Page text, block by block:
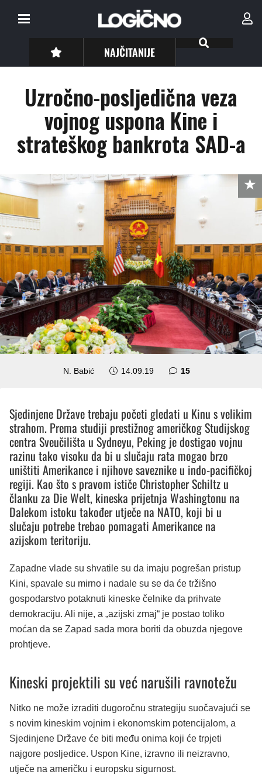
NAJČITANIJE
Uzročno-posljedična veza
vojnog uspona Kine i
strateškog bankrota SAD-a
N. Babić 14.09.19 15komentara
Sjedinjene Države trebaju početi gledati u Kinu s velikim
strahom. Prema studiji prestižnog američkog Studijskog
centra Sveučilišta u Sydneyu, Peking je dostigao vojnu
razinu tako visoku da bi u slučaju rata mogao brzo
uništiti Amerikance i njihove saveznike u indo-pacifičkoj
regiji. Kao što s pravom ističe Christopher Schiltz u
članku za Die Welt, kineska prijetnja Washingtonu na
Dalekom istoku također utječe na NATO, koji bi u
slučaju potrebe trebao pomagati Amerikance na
azijskom teritoriju.
Zapadne vlade su shvatile su da imaju pogrešan pristup
Kini, spavale su mirno i nadale su se da će tržišno
gospodarstvo potaknuti kineske čelnike da prihvate
demokraciju. Ali nije, a „azijski zmaj“ je postao toliko
moćan da se Zapad sada mora boriti da obuzda njegove
prohtjeve.
Kineski projektili su već narušili ravnotežu
Nitko ne može izraditi dugoročnu strategiju suočavajući se
s novim kineskim vojnim i ekonomskim potencijalom, a
Sjedinjene Države će biti među onima koji će trpjeti
najgore posljedice. Uspon Kine, izravno ili neizravno,
utječe na američku i europsku sigurnost.